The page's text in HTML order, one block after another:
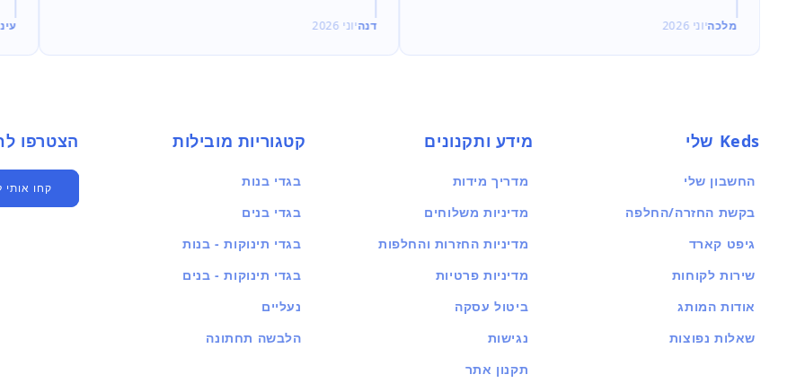
מלכהיוני 2026 דנהיוני 2026
Keds שלי
החשבון שלי
בקשת החזרה/החלפה
גיפט קארד
שירות לקוחות
אודות המותג
שאלות נפוצות
מידע ותקנונים
מדריך מידות
מדיניות משלוחים
מדיניות החזרות והחלפות
מדיניות פרטיות
ביטול עסקה
נגישות
תקנון אתר
קטגוריות מובילות
בגדי בנות
בגדי בנים
בגדי תינוקות - בנות
בגדי תינוקות - בנים
נעליים
הלבשה תחתונה
הצטרפו לחברים
קחו